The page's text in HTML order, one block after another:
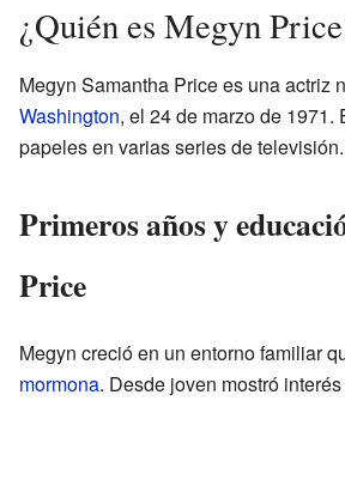
¿Quién es Megyn
Megyn Samantha Price es una actriz
Washington, el 24 de marzo de 1971.
papeles en varias series de televisión.
Primeros años y
Price
Megyn creció en un entorno familiar
mormona. Desde joven mostró